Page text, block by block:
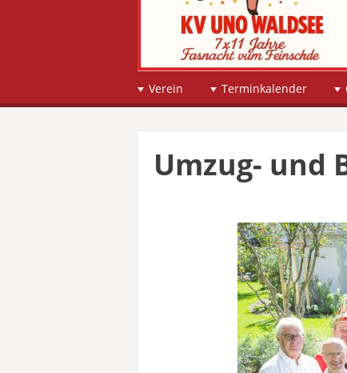
☰Menu
Skip to content
Verein Terminkalender
Umzug- und